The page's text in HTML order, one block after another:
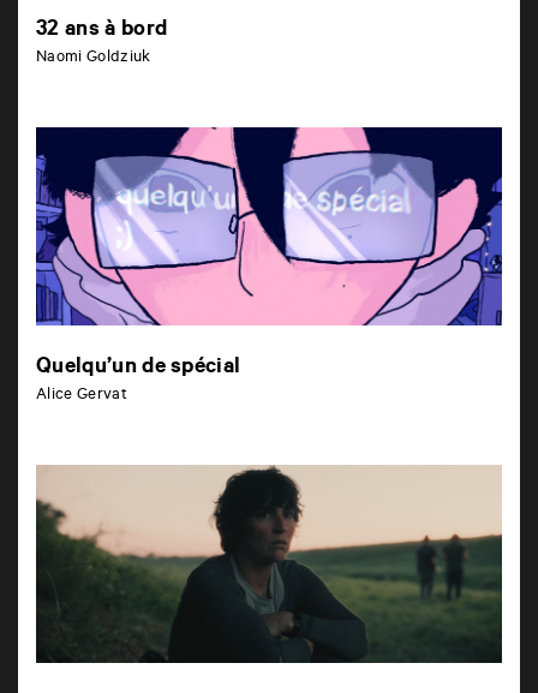
32 ans à bord
Naomi Goldziuk
Quelqu’un de spécial
Alice Gervat